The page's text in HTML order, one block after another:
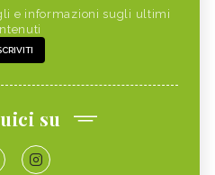
e informazioni sugli ultimi
su